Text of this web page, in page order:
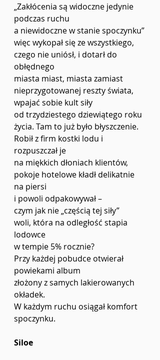
„Zakłócenia są widoczne jedynie
podczas ruchu
a niewidoczne w stanie spoczynku”
więc wykopał się ze wszystkiego,
czego nie uniósł, i dotarł do
obłędnego
miasta miast, miasta zamiast
nieprzygotowanej reszty świata,
wpajać sobie kult siły
od trzydziestego dziewiątego roku
życia. Tam to już było błyszczenie.
Robił z firm kostki lodu i
rozpuszczał je
na miękkich dłoniach klientów,
pokoje hotelowe kładł delikatnie
na piersi
i powoli odpakowywał –
czym jak nie „częścią tej siły”
woli, która na odległość stapia
lodowce
w tempie 5% rocznie?
Przy każdej pobudce otwierał
powiekami album
złożony z samych lakierowanych
okładek.
W każdym ruchu osiągał komfort
spoczynku.
Siloe